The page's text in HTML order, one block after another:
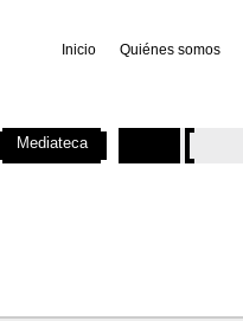
Inicio Quiénes somos
Mediateca